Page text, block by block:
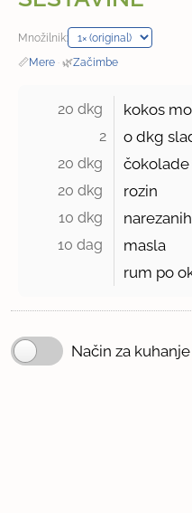
Množilnik:
📏Mere · 🌿Začimbe
20 dkg kokos
2 o dkg
20 dkg čokolade
20 dkg rozin
10 dkg
10 dag
masla
rum po
Način za kuhanje